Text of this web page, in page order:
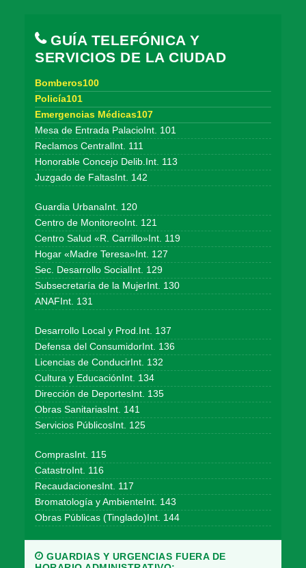
GUÍA TELEFÓNICA Y
SERVICIOS DE LA CIUDAD
Bomberos100
Policía101
Emergencias Médicas107
Mesa de Entrada PalacioInt. 101
Reclamos CentralInt. 111
Honorable Concejo Delib.Int. 113
Juzgado de FaltasInt. 142
Guardia UrbanaInt. 120
Centro de MonitoreoInt. 121
Centro Salud «R. Carrillo»Int. 119
Hogar «Madre Teresa»Int. 127
Sec. Desarrollo SocialInt. 129
Subsecretaría de la MujerInt. 130
ANAFInt. 131
Desarrollo Local y Prod.Int. 137
Defensa del ConsumidorInt. 136
Licencias de ConducirInt. 132
Cultura y EducaciónInt. 134
Dirección de DeportesInt. 135
Obras SanitariasInt. 141
Servicios PúblicosInt. 125
ComprasInt. 115
CatastroInt. 116
RecaudacionesInt. 117
Bromatología y AmbienteInt. 143
Obras Públicas (Tinglado)Int. 144
GUARDIAS Y URGENCIAS FUERA DE